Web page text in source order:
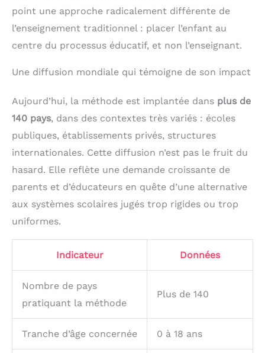
point une approche radicalement différente de
l’enseignement traditionnel : placer l’enfant au
centre du processus éducatif, et non l’enseignant.
Une diffusion mondiale qui témoigne de son impact
Aujourd’hui, la méthode est implantée dans plus de
140 pays, dans des contextes très variés : écoles
publiques, établissements privés, structures
internationales. Cette diffusion n’est pas le fruit du
hasard. Elle reflète une demande croissante de
parents et d’éducateurs en quête d’une alternative
aux systèmes scolaires jugés trop rigides ou trop
uniformes.
Indicateur Données
Nombre de pays
pratiquant la méthode
Plus de 140
Tranche d’âge concernée 0 à 18 ans